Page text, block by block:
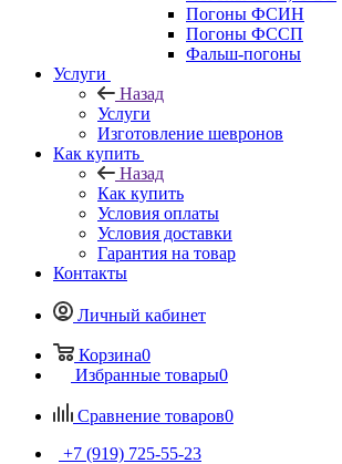
Погоны ФСИН
Погоны ФССП
Фальш-погоны
Услуги
Назад
Услуги
Изготовление шевронов
Как купить
Назад
Как купить
Условия оплаты
Условия доставки
Гарантия на товар
Контакты
Личный кабинет
Корзина0
Избранные товары0
Сравнение товаров0
+7 (919) 725-55-23